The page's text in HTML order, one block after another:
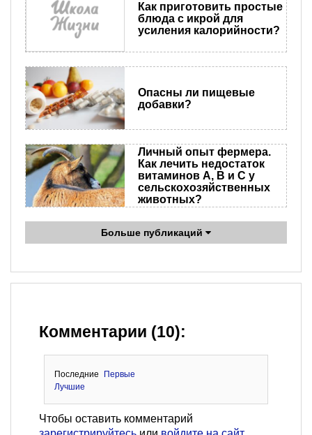
Как приготовить простые
блюда с икрой для
усиления калорийности?
Опасны ли пищевые
добавки?
Личный опыт фермера.
Как лечить недостаток
витаминов А, B и С у
сельскохозяйственных
животных?
Больше публикаций
Комментарии (10):
Последние
Первые
Лучшие
Чтобы оставить комментарий